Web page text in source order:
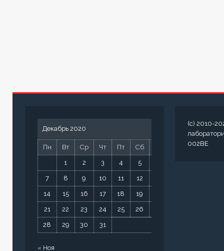
Декабрь 2020
Пн Вт Ср Чт Пт Сб
1 2 3 4 5
7 8 9 10 11 12
14 15 16 17 18 19
21 22 23 24 25 26
28 29 30 31
« Ноя
(c) 2010-
002BE